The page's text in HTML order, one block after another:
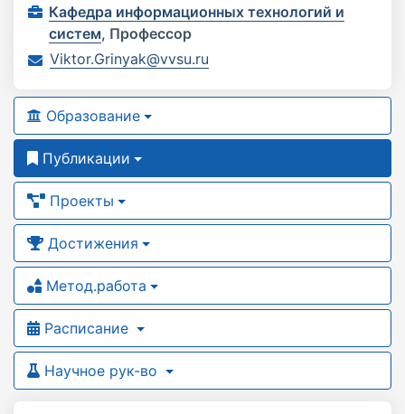
Кафедра информационных технологий и
систем, Профессор
Viktor.Grinyak@vvsu.ru
Образование
Публикации
Проекты
Достижения
Метод.работа
Расписание
Научное рук-во